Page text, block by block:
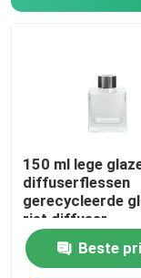
150 ml lege
diffuserflessen
gerecycleerde
riet diffuser
Beste